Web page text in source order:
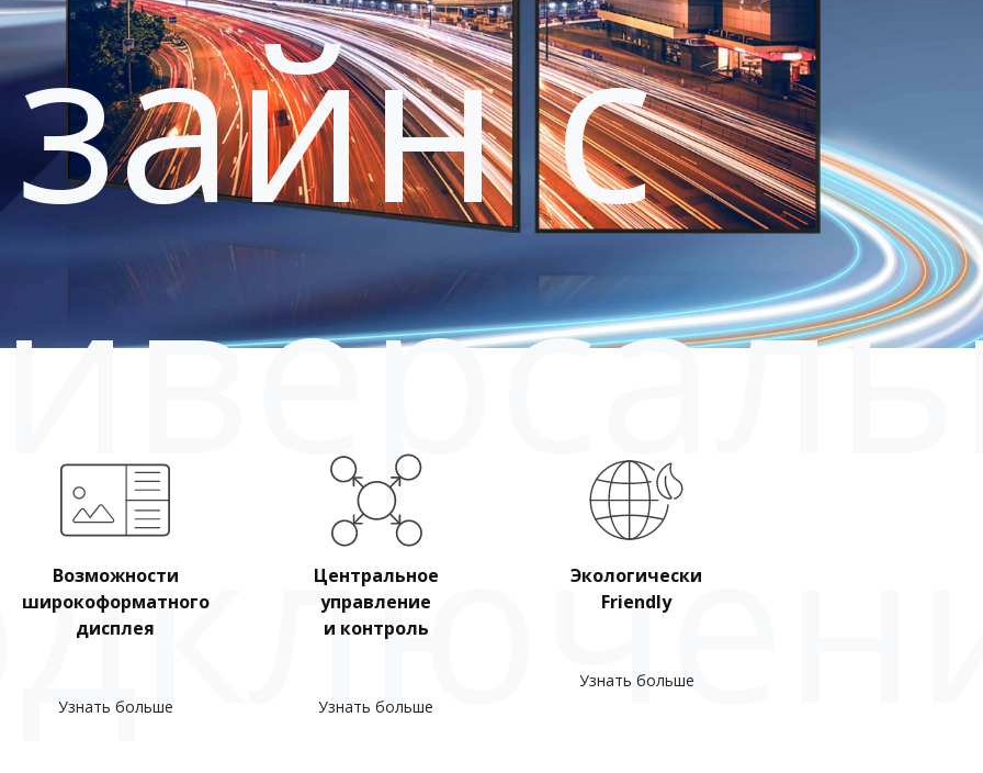
с
Возможности
широкоформатного
дисплея​
Узнать больше
Центральное
управление
и контроль​
Узнать больше
Экологически
Friendly
Узнать больше